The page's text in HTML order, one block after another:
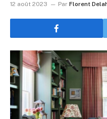
12 août 2023 Par Florent